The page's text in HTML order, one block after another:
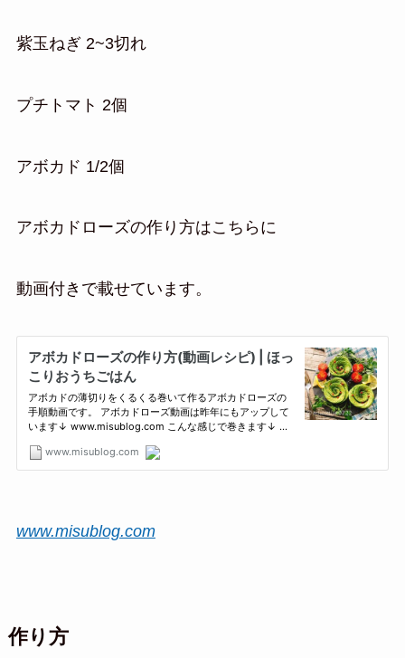
紫玉ねぎ 2~3切れ
プチトマト 2個
アボカド 1/2個
アボカドローズの作り方はこちらに
動画付きで載せています。
www.misublog.com
作り方